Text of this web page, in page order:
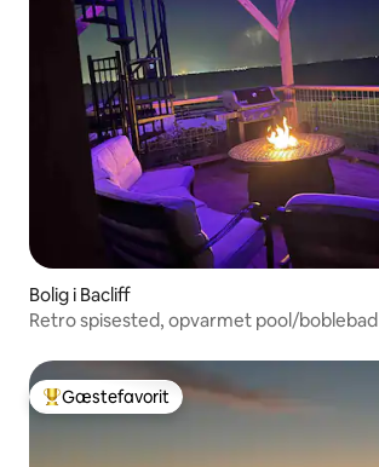
Bolig i Bacliff
Retro spisested, opvarmet pool/boblebad
Bedste gæstefavorit
Gæstefavorit